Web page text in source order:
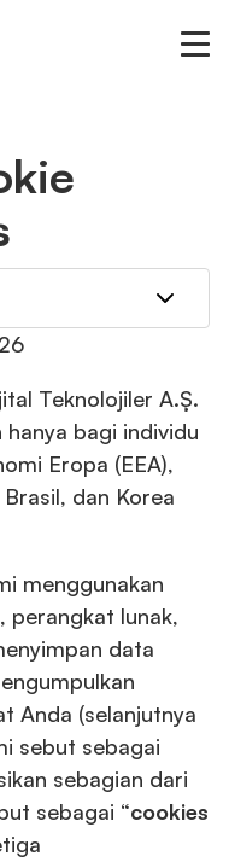
Teknolojiler A.Ş.
hanya bagi individu
Eropa (EEA),
dan Korea
menggunakan
perangkat lunak,
data
Anda (selanjutnya
sebut sebagai
sebagian dari
sebagai “cookies